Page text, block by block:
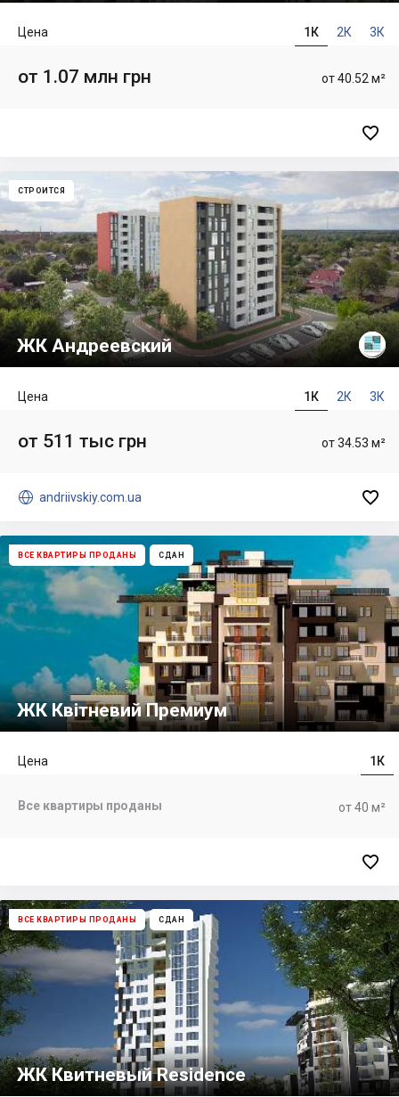
1К 2К 3К
Цена
от 40.52 м²
от 1.07 млн грн

СТРОИТСЯ
ЖК Андреевский
1К 2К 3К
Цена
от 34.53 м²
от 511 тыс грн
 andriivskiy.com.ua 
ВСЕ КВАРТИРЫ ПРОДАНЫ СДАН
ЖК Квітневий Премиум
1К
Цена
от 40 м²
Все квартиры проданы

ВСЕ КВАРТИРЫ ПРОДАНЫ СДАН
ЖК Квитневый Residence